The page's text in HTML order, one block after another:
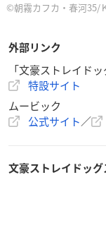
©朝霧カフカ・春河35/
外部リンク
「文豪ストレイド
特設サイト
ムービック
公式サイト／
文豪ストレイドッ